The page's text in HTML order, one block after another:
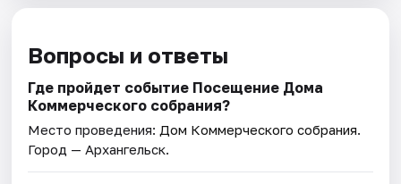
Вопросы и ответы
Где пройдет событие Посещение Дома
Коммерческого собрания?
Место проведения: Дом Коммерческого собрания.
Город — Архангельск.